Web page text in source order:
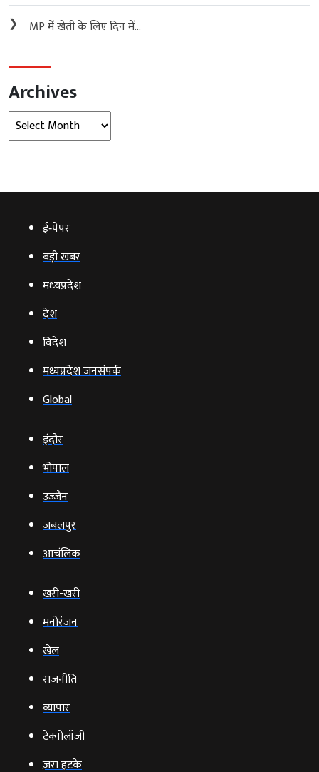
❯ MP में खेती के लिए दिन में...
Archives
Archives
ई‑पेपर
बड़ी खबर
मध्‍यप्रदेश
देश
विदेश
मध्यप्रदेश जनसंपर्क
Global
इंदौर
भोपाल
उज्‍जैन
जबलपुर
आचंलिक
खरी-खरी
मनोरंजन
खेल
राजनीति
व्‍यापार
टेक्‍नोलॉजी
ज़रा हटके